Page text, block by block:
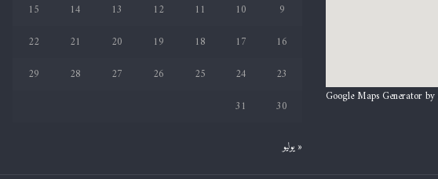
Google Maps Generator by
9
10
11
12
13
14
15
16
17
18
19
20
21
22
23
24
25
26
27
28
29
30
31
« يوليو